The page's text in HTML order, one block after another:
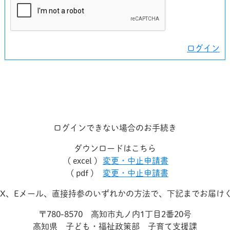
ログイン
ログインできない場合のお手続き
ダウンロードはこちら
( excel )
変更・中止申請書
( pdf )
変更・中止申請書
、Eメール、直接持参のいずれかの方法で、下記までお届け
〒780-8570 高知市丸ノ内1丁目2番20号
高知県 子ども・福祉政策部 子育て支援課